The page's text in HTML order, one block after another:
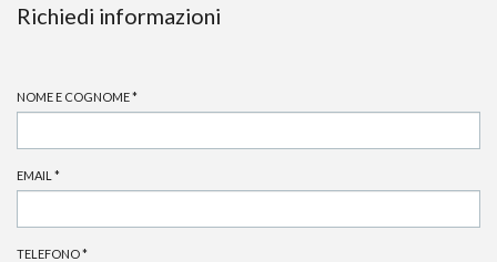
Richiedi informazioni
NOME E COGNOME*
EMAIL *
TELEFONO*